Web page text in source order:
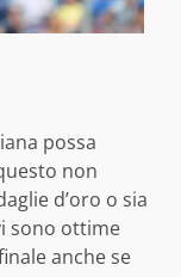
possa
non
d’oro o sia
sono ottime
anche se